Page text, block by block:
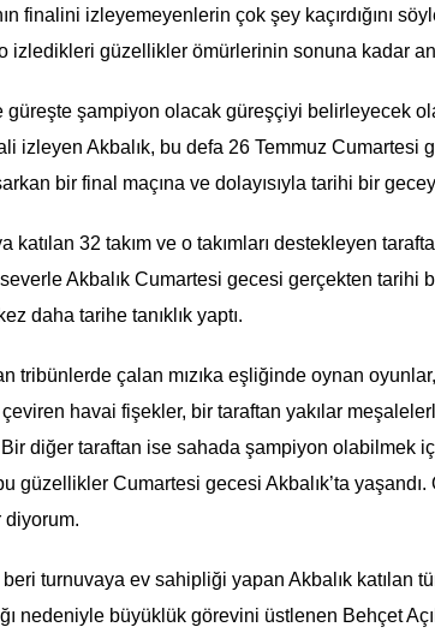
finalini izleyemeyenlerin çok şey kaçırdığını
izledikleri güzellikler ömürlerinin sonuna kadar
güreşte şampiyon olacak güreşçiyi belirleyecek
izleyen Akbalık, bu defa 26 Temmuz Cumartesi
bir final maçına ve dolayısıyla tarihi bir
katılan 32 takım ve o takımları destekleyen
Akbalık Cumartesi gecesi gerçekten tarihi
daha tarihe tanıklık yaptı.
tribünlerde çalan mızıka eşliğinde oynan
havai fişekler, bir taraftan yakılar
diğer taraftan ise sahada şampiyon olabilmek
güzellikler Cumartesi gecesi Akbalık’ta
diyorum.
beri turnuvaya ev sahipliği yapan Akbalık katılan
nedeniyle büyüklük görevini üstlenen Behçet